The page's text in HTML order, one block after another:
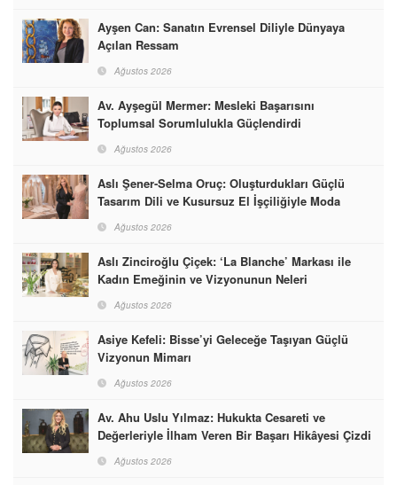
Ayşen Can: Sanatın Evrensel Diliyle Dünyaya
Açılan Ressam
Ağustos 2026
Av. Ayşegül Mermer: Mesleki Başarısını
Toplumsal Sorumlulukla Güçlendirdi
Ağustos 2026
Aslı Şener-Selma Oruç: Oluşturdukları Güçlü
Tasarım Dili ve Kusursuz El İşçiliğiyle Moda
Dünyasına İmzalarını Attılar
Ağustos 2026
Aslı Zinciroğlu Çiçek: ‘La Blanche’ Markası ile
Kadın Emeğinin ve Vizyonunun Neleri
Başarabileceğinin En Güzel Örneğini Sunuyor
Ağustos 2026
Asiye Kefeli: Bisse’yi Geleceğe Taşıyan Güçlü
Vizyonun Mimarı
Ağustos 2026
Av. Ahu Uslu Yılmaz: Hukukta Cesareti ve
Değerleriyle İlham Veren Bir Başarı Hikâyesi Çizdi
Ağustos 2026